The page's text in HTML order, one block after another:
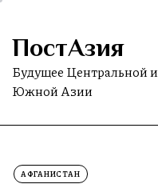
Skip
the
content
ПостАзия
Будущее Центральной и
Южной Азии
АФГАНИСТАН